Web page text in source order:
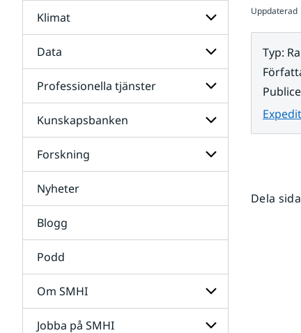
Undersidor
för
Väder
Klimat
Undersidor
för
Klimat
Data
Undersidor
för
Data
Professionella tjänster
Undersidor
för
Professionella
tjänster
Kunskapsbanken
Undersidor
för
Forskning
Undersidor
för
Nyheter
Blogg
Podd
Om SMHI
Undersidor
Jobba på SMHI från
SMHI
Uppdaterad
Typ:
Dela